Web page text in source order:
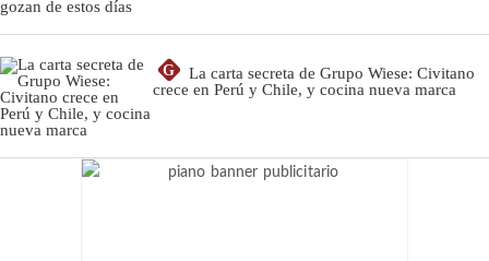
G
La carta secreta de Grupo Wiese: Civitano
crece en Perú y Chile, y cocina nueva marca